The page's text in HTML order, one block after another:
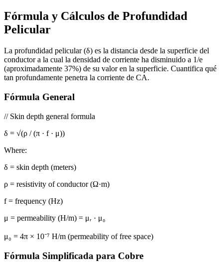
Fórmula y Cálculos de Profundidad
Pelicular
La profundidad pelicular (δ) es la distancia desde la superficie del
conductor a la cual la densidad de corriente ha disminuido a 1/e
(aproximadamente 37%) de su valor en la superficie. Cuantifica qué
tan profundamente penetra la corriente de CA.
Fórmula General
// Skin depth general formula
δ = √(ρ / (π · f · μ))
Where:
δ = skin depth (meters)
ρ = resistivity of conductor (Ω·m)
f = frequency (Hz)
μ = permeability (H/m) = μᵣ · μ₀
μ₀ = 4π × 10⁻⁷ H/m (permeability of free space)
Fórmula Simplificada para Cobre